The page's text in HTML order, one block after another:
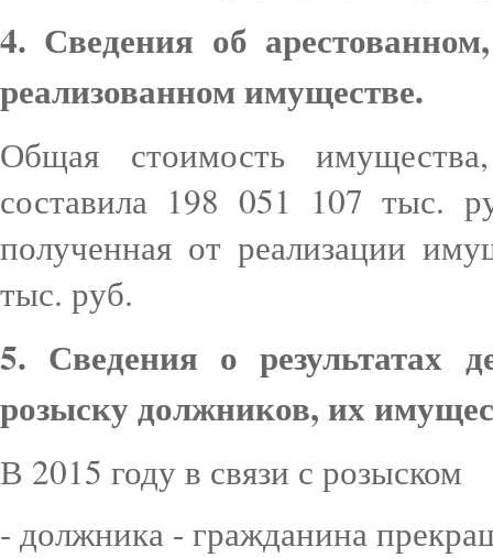
4. Сведения об
реализованном имуществе.
Общая стоимость
составила 198 051 107 тыс.
полученная от реализации
тыс. руб.
5. Сведения о результатах
розыску должников, их
В 2015 году в связи с розыском
- должника - гражданина